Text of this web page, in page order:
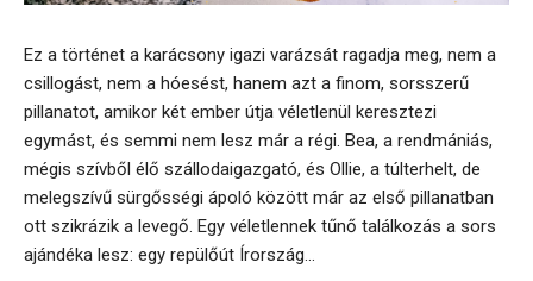
Ez a történet a karácsony igazi varázsát ragadja meg, nem a
csillogást, nem a hóesést, hanem azt a finom, sorsszerű
pillanatot, amikor két ember útja véletlenül keresztezi
egymást, és semmi nem lesz már a régi. Bea, a rendmániás,
mégis szívből élő szállodaigazgató, és Ollie, a túlterhelt, de
melegszívű sürgősségi ápoló között már az első pillanatban
ott szikrázik a levegő. Egy véletlennek tűnő találkozás a sors
ajándéka lesz: egy repülőút Írország...